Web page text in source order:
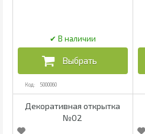
5000060
Декоративная открытка
№02